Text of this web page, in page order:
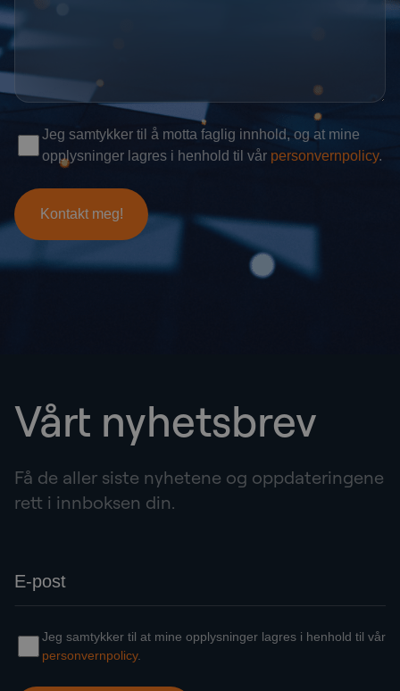
Vårt nyhetsbrev
Få de aller siste nyhetene og oppdateringene
rett i innboksen din.